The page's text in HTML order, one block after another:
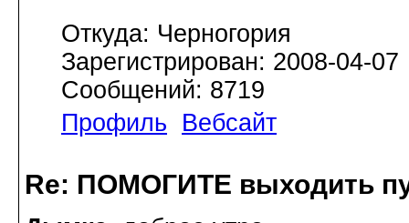
Откуда: Черногория
Зарегистрирован: 2008-04-07
Сообщений: 8719
Профиль
Вебсайт
Re: ПОМОГИТЕ выходить